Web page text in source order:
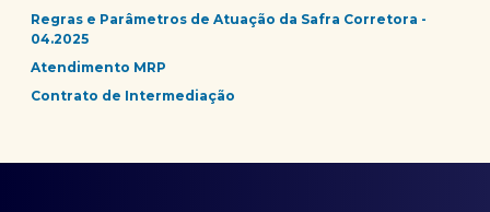
Regras e Parâmetros de Atuação da Safra Corretora -
04.2025
Atendimento MRP
Contrato de Intermediação